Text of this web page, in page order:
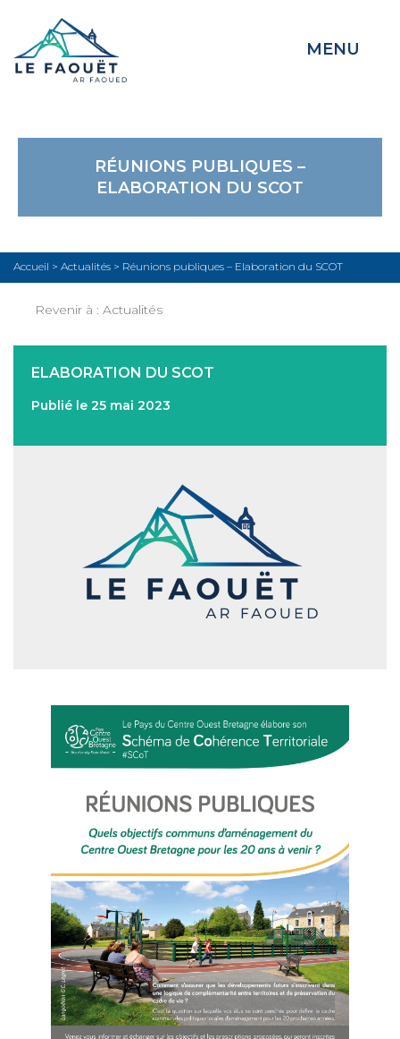
MENU
RÉUNIONS PUBLIQUES –
ELABORATION DU SCOT
Accueil > Actualités > Réunions publiques – Elaboration du SCOT
Revenir à : Actualités
ELABORATION DU SCOT
Publié le 25 mai 2023